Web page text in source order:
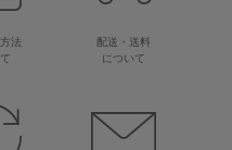
法
配送・送料
について